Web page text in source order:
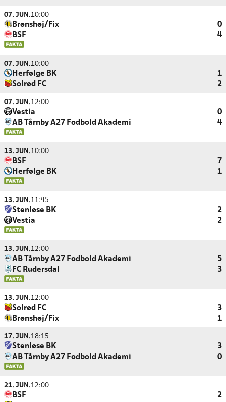
07. JUN.10:00
Brønshøj/Fix
0
BSF
4
07. JUN.10:00
Herfølge BK
1
Solrød FC
2
07. JUN.12:00
Vestia
0
AB Tårnby A27 Fodbold Akademi
4
13. JUN.10:00
BSF
7
Herfølge BK
1
13. JUN.11:45
Stenløse BK
2
Vestia
2
13. JUN.12:00
AB Tårnby A27 Fodbold Akademi
5
FC Rudersdal
3
13. JUN.12:00
Solrød FC
3
Brønshøj/Fix
1
17. JUN.18:15
Stenløse BK
3
AB Tårnby A27 Fodbold Akademi
0
21. JUN.12:00
BSF
2